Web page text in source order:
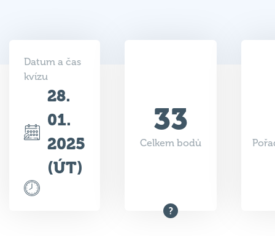
Datum a čas
kvízu
28.
01.
2025
(ÚT)
33
Celkem bodů